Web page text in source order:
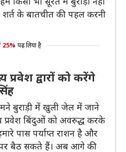
शर्त के बातचीत की पहल करनी
25% पढ़ लिया है
द्वारों को करेंगे
बुराड़ी में खुली जेल में जाने
प्रवेश बिंदुओं को अवरुद्ध करके
पास पर्याप्‍त राशन है और
पर बैठ सकते हैं। अब आगे की